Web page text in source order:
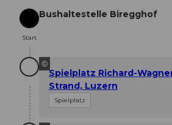
Start
Start
Bushaltestelle Biregghof
©
Spielplatz Richard-
Strand, Luzern
Spielplatz